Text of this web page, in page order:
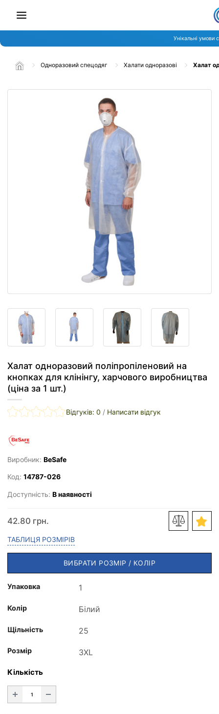
Унікальні умови
Одноразовий спецодяг Халати одноразові Халат
Халат одноразовий поліпропіленовий на
кнопках для клінінгу, харчового виробництва
(ціна за 1 шт.)
Відгуків: 0 / Написати відгук
Виробник: BeSafe
Код: 14787-026
Доступність: В наявності
42.80 грн.
ТАБЛИЦЯ РОЗМІРІВ
ВИБРАТИ РОЗМІР / КОЛІР
Упаковка
Колір
Щільність
Розмір
Кількість